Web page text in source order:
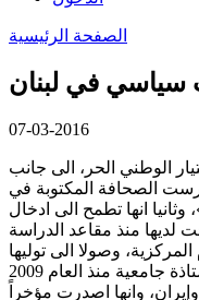
الصفحة الرئيسية
سياسي في لبنان
07-03-2016
الوطني الحر، الى جانب
الصحافة المكتوبة في
وثانيا انها تطمح الى ادخال
لديها منذ مقاعد الدراسة
العام 2002 على الأرض وفي الجامعة ولجنة الإعلام المركزية، وصولا الى توليها
مسؤولية إعلام التيار في قضاء البقاع الغربي وفي لجنتَيْ الانتخابات المركزية والانتشار، الى جانب عملها كمراسلة ومذيعة ومُعِدّة برنامج «حكي بلدي» في إذاعة صوت المدى، وكأستاذة جامعية منذ العام 2009
وانها اصدرت مؤخراً